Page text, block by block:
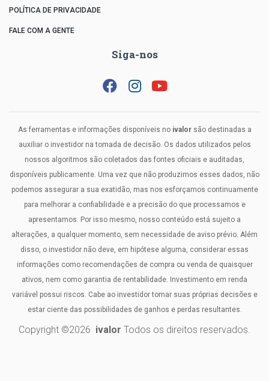
POLÍTICA DE PRIVACIDADE
FALE COM A GENTE
Siga-nos
As ferramentas e informações disponíveis no ivalorsão destinadas a
auxiliar o investidor na tomada de decisão. Os dados utilizados pelos
nossos algoritmos são coletados das fontes oficiais e auditadas,
disponíveis publicamente. Uma vez que não produzimos esses dados, não
podemos assegurar a sua exatidão, mas nos esforçamos continuamente
para melhorar a confiabilidade e a precisão do que processamos e
apresentamos. Por isso mesmo, nosso conteúdo está sujeito a
alterações, a qualquer momento, sem necessidade de aviso prévio. Além
disso, o investidor não deve, em hipótese alguma, considerar essas
informações como recomendações de compra ou venda de quaisquer
ativos, nem como garantia de rentabilidade. Investimento em renda
variável possui riscos. Cabe ao investidor tomar suas próprias decisões e
estar ciente das possibilidades de ganhos e perdas resultantes.
Copyright ©2026 ivalor Todos os direitos reservados.